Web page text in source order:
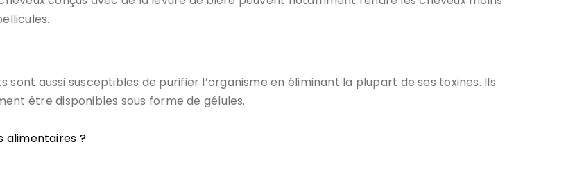
aussi susceptibles de purifier l’organisme en éliminant la plupart de ses toxines. Ils
être disponibles sous forme de gélules.
alimentaires ?